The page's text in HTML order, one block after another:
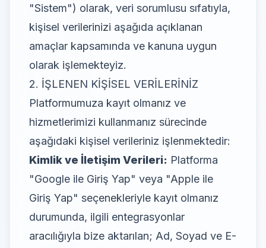
"Sistem") olarak, veri sorumlusu sıfatıyla,
kişisel verilerinizi aşağıda açıklanan
amaçlar kapsamında ve kanuna uygun
olarak işlemekteyiz.
2. İŞLENEN KİŞİSEL VERİLERİNİZ
Platformumuza kayıt olmanız ve
hizmetlerimizi kullanmanız sürecinde
aşağıdaki kişisel verileriniz işlenmektedir:
Kimlik ve İletişim Verileri: Platforma
"Google ile Giriş Yap" veya "Apple ile
Giriş Yap" seçenekleriyle kayıt olmanız
durumunda, ilgili entegrasyonlar
aracılığıyla bize aktarılan; Ad, Soyad ve E-